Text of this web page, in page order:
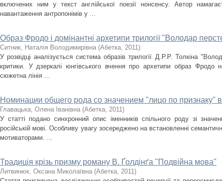
включених ним у текст англійської поезії нонсенсу. Автор
навантаження антропонімів у ...
Образ Фродо і домінантні архетипи трилогії "Володар
Ситник, Наталія Володимирівна (Абетка, 2011)
У розвідці аналізується система образів трилогії Д.Р.Р. Толкіна
критики. У дзеркалі юнгівського вчення про архетипи образ Фродо
сюжетна лінія ...
Номинации общего рода со значением "лицо по признаку"
Главaцька, Оленa Івaнівна (Абетка, 2011)
У статті подано синхронний опис іменників спільного роду зі
російській мові. Особливу увагу зосереджено на встановленні
мотиваторами. ...
Традиція крізь призму роману В. Ґолдінґа "Подвійна мова"
Литвинюк, Оксaна Миколаївнa (Абетка, 2011)